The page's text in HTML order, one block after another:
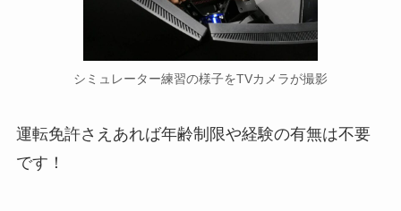
シミュレーター練習の様子をTVカメラが撮影
運転免許さえあれば年齢制限や経験の有無は不要
です！